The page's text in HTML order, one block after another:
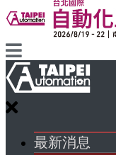
最新消息